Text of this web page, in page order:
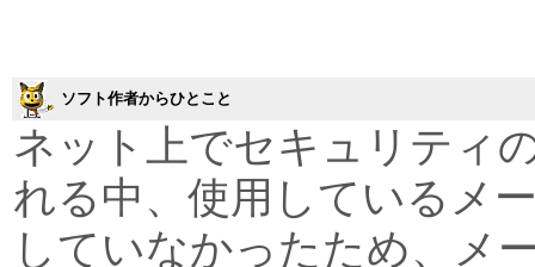
ソフト作者からひとこと
ネット上でセキュリティ
れる中、使用しているメ
していなかったため、メ